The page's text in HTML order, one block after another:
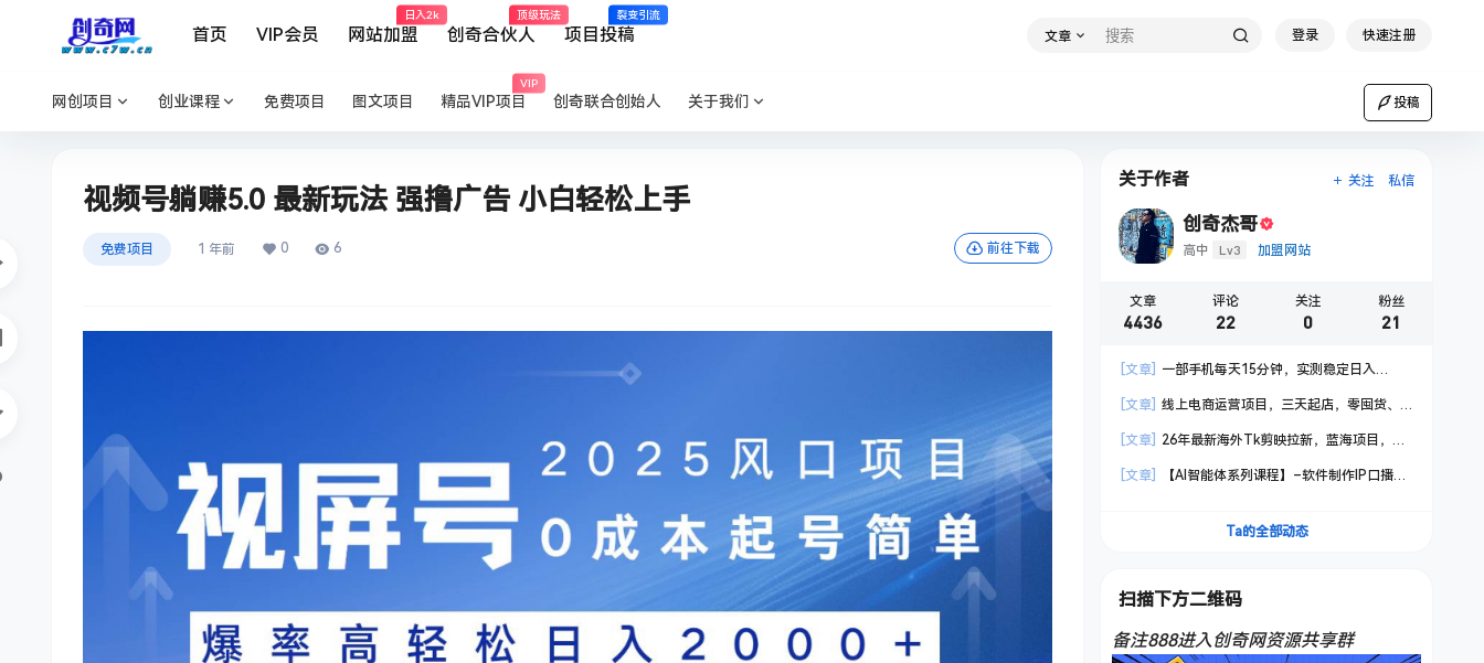
首页 VIP会员 网站加盟
日入2k
创奇合伙人
顶级玩法
项目投稿
裂变引流
文章 登录 快速注册
网创项目 创业课程 免费项目 图文项目 精品VIP项目
VIP
创奇联合创始人 关于我们 投稿
视频号躺赚5.0 最新玩法 强撸广告 小白轻松上手
免费项目 1 年前 0 6 前往下载
关于作者 关注 私信
创奇杰哥
高中 Lv3 加盟网站
文章
4436
评论
22
关注
0
粉丝
21
[文章]
一部手机每天15分钟，实测稳定日入
[文章]
线上电商运营项目，三天起店，零囤货、
作战规划
[文章]
26年最新海外Tk剪映拉新，蓝海项目，会
[文章]
【AI智能体系列课程】–软件制作IP口播视
频，轻松起号，日入1000+
Ta的全部动态
扫描下方二维码
备注888进入创奇网资源共享群